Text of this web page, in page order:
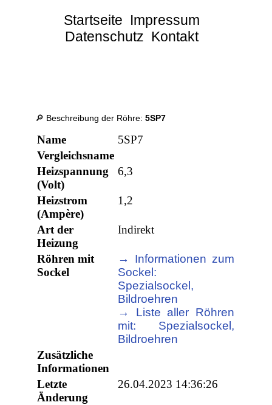
Startseite Impressum
Datenschutz Kontakt
🔎 Beschreibung der Röhre:5SP7
Name
5SP7
Vergleichsname
Heizspannung
(Volt)
6,3
Heizstrom
(Ampère)
1,2
Art der
Heizung
Indirekt
Röhren mit
Sockel
→ Informationen zum
Sockel:
Spezialsockel,
Bildroehren
→ Liste aller Röhren
mit: Spezialsockel,
Bildroehren
Zusätzliche
Informationen
Letzte
Änderung
26.04.2023 14:36:26